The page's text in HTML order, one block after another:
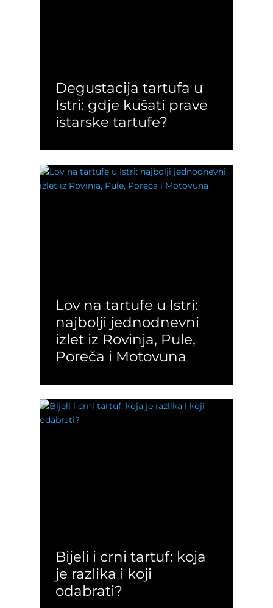
Degustacija tartufa u
Istri: gdje kušati prave
istarske tartufe?
Lov na tartufe u Istri:
najbolji jednodnevni
izlet iz Rovinja, Pule,
Poreča i Motovuna
Bijeli i crni tartuf: koja
je razlika i koji
odabrati?